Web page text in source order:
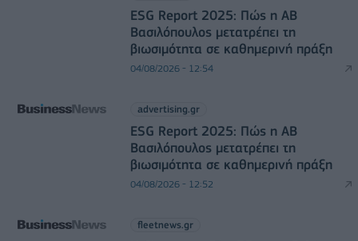
ESG Report 2025: Πώς η ΑΒ
Βασιλόπουλος μετατρέπει τη
βιωσιμότητα σε καθημερινή πράξη
04/08/2026 - 12:54
advertising.gr
ESG Report 2025: Πώς η ΑΒ
Βασιλόπουλος μετατρέπει τη
βιωσιμότητα σε καθημερινή πράξη
04/08/2026 - 12:52
fleetnews.gr